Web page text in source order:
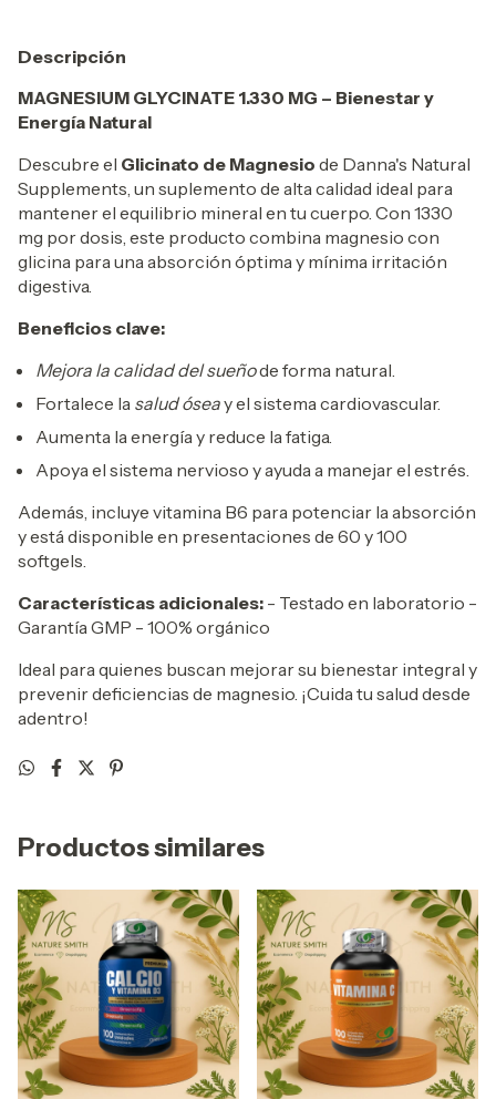
Descripción
MAGNESIUM GLYCINATE 1.330 MG – Bienestar y
Energía Natural
Descubre el Glicinato de Magnesio de Danna's Natural
Supplements, un suplemento de alta calidad ideal para
mantener el equilibrio mineral en tu cuerpo. Con 1330
mg por dosis, este producto combina magnesio con
glicina para una absorción óptima y mínima irritación
digestiva.
Beneficios clave:
Mejora la calidad del sueñode forma natural.
Fortalece la salud óseay el sistema cardiovascular.
Aumenta la energía y reduce la fatiga.
Apoya el sistema nervioso y ayuda a manejar el estrés.
Además, incluye vitamina B6 para potenciar la absorción
y está disponible en presentaciones de 60 y 100
softgels.
Características adicionales: - Testado en laboratorio -
Garantía GMP - 100% orgánico
Ideal para quienes buscan mejorar su bienestar integral y
prevenir deficiencias de magnesio. ¡Cuida tu salud desde
adentro!
Productos similares